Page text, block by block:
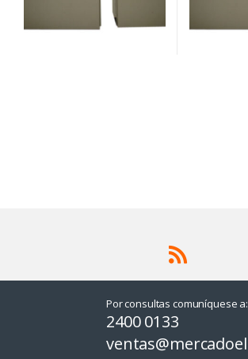
Por consultas comuníquese a:
2400 0133
ventas@mercadoel